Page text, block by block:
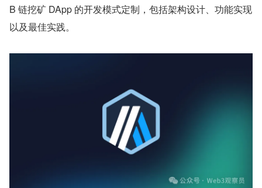
B 链挖矿 DApp 的开发模式定制，包括架构设计、功能实现
以及最佳实践。